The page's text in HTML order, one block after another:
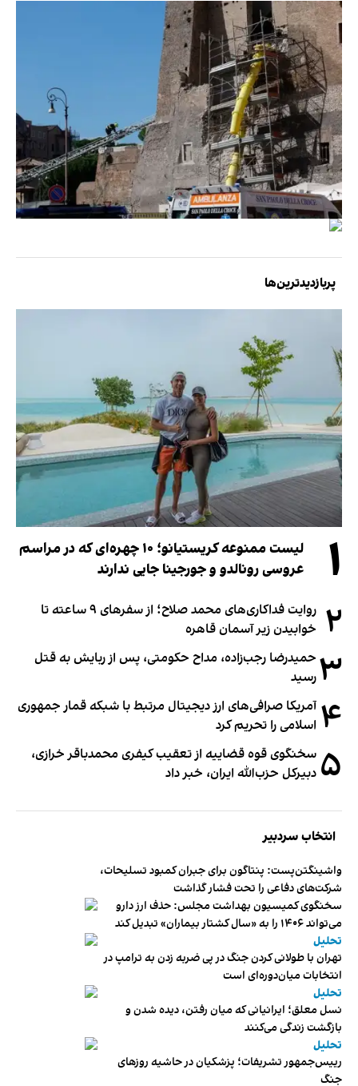
پربازدیدترین‌ها
۱
لیست ممنوعه کریستیانو؛ ۱۰ چهره‌ای که در مراسم
عروسی رونالدو و جورجینا جایی ندارند
۲
روایت فداکاری‌های محمد صلاح؛ از سفرهای ۹ ساعته تا
خوابیدن زیر آسمان قاهره
۳ حمیدرضا رجب‌زاده، مداح حکومتی، پس از ربایش به قتل
رسید
۴ آمریکا صرافی‌های ارز دیجیتال مرتبط با شبکه قمار جمهوری
اسلامی را تحریم کرد
۵ سخنگوی قوه قضاییه از تعقیب کیفری محمدباقر خرازی،
دبیر‌کل حزب‌الله ایران، خبر داد
انتخاب سردبیر
واشینگتن‌پست: پنتاگون برای جبران کمبود تسلیحات،
شرکت‌های دفاعی را تحت فشار گذاشت
سخنگوی کمیسیون بهداشت مجلس: حذف ارز دارو
می‌تواند ۱۴۰۶ را به «سال کشتار بیماران» تبدیل کند
تحلیل
تهران با طولانی کردن جنگ در پی ضربه زدن به ترامپ در
انتخابات میان‌دوره‌ای است
تحلیل
نسل معلق؛ ایرانیانی که میان رفتن، دیده شدن و
بازگشت زندگی می‌کنند
تحلیل
رییس‌جمهور تشریفات؛ پزشکیان در حاشیه روزهای
جنگ